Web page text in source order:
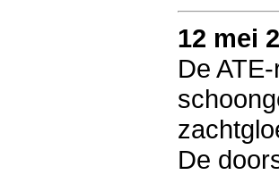
12 mei
De
De